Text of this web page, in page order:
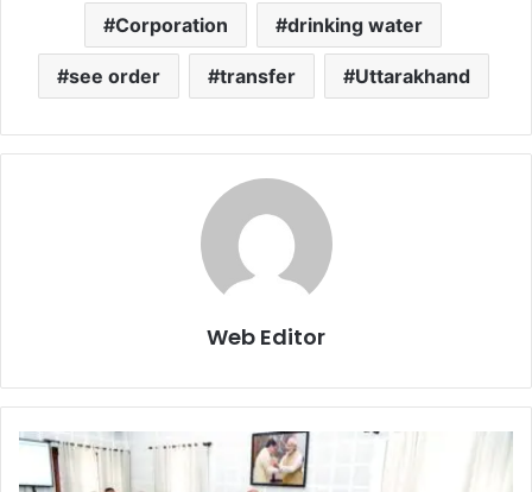
Corporation drinking water
see order transfer Uttarakhand
Web Editor